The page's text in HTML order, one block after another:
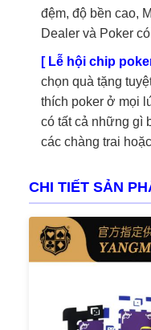
đệm, độ bền cao,
Dealer và Poker
[ Lễ hội chip
chọn quà tặng
thích poker ở mọi
có tất cả những gì
các chàng trai
CHI TIẾT SẢN